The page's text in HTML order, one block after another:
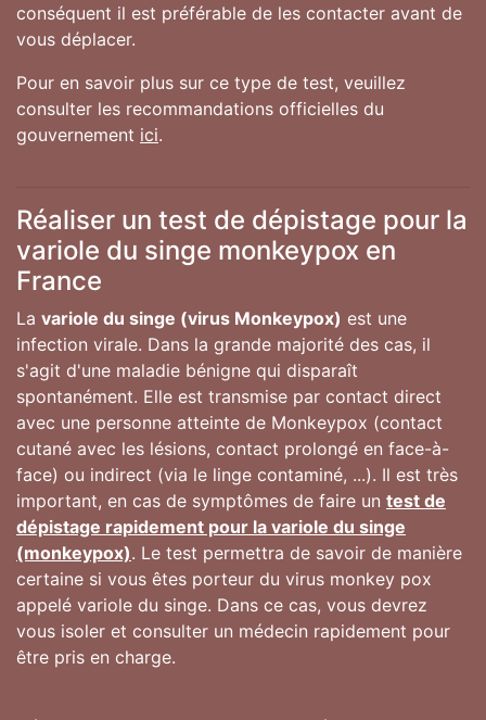
conséquent il est préférable de les contacter avant de
vous déplacer.
Pour en savoir plus sur ce type de test, veuillez
consulter les recommandations officielles du
gouvernement ici.
Réaliser un test de dépistage pour la
variole du singe monkeypox en
France
La variole du singe (virus Monkeypox) est une
infection virale. Dans la grande majorité des cas, il
s'agit d'une maladie bénigne qui disparaît
spontanément. Elle est transmise par contact direct
avec une personne atteinte de Monkeypox (contact
cutané avec les lésions, contact prolongé en face-à-
face) ou indirect (via le linge contaminé, ...). Il est très
important, en cas de symptômes de faire un test de
dépistage rapidement pour la variole du singe
(monkeypox). Le test permettra de savoir de manière
certaine si vous êtes porteur du virus monkey pox
appelé variole du singe. Dans ce cas, vous devrez
vous isoler et consulter un médecin rapidement pour
être pris en charge.